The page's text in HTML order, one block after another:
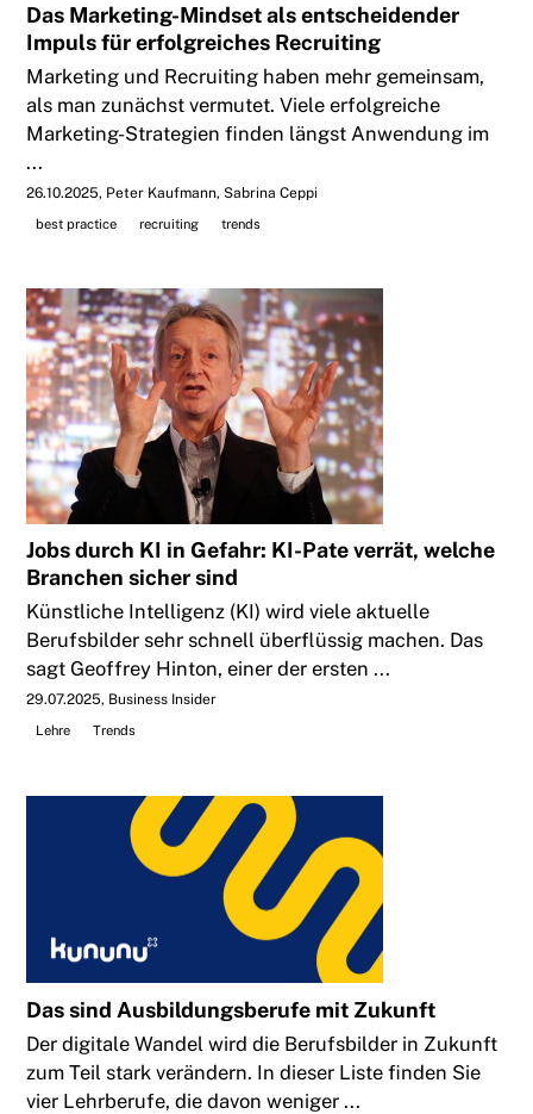
Das Marketing-Mindset als entscheidender
Impuls für erfolgreiches Recruiting
Marketing und Recruiting haben mehr gemeinsam,
als man zunächst vermutet. Viele erfolgreiche
Marketing-Strategien finden längst Anwendung im
...
26.10.2025 Peter Kaufmann, Sabrina Ceppi
best practice
recruiting trends
Jobs durch KI in Gefahr: KI-Pate verrät, welche
Branchen sicher sind
Künstliche Intelligenz (KI) wird viele aktuelle
Berufsbilder sehr schnell überflüssig machen. Das
sagt Geoffrey Hinton, einer der ersten ...
29.07.2025 Business Insider
Lehre
Trends
Das sind Ausbildungsberufe mit Zukunft
Der digitale Wandel wird die Berufsbilder in Zukunft
zum Teil stark verändern. In dieser Liste finden Sie
vier Lehrberufe, die davon weniger ...